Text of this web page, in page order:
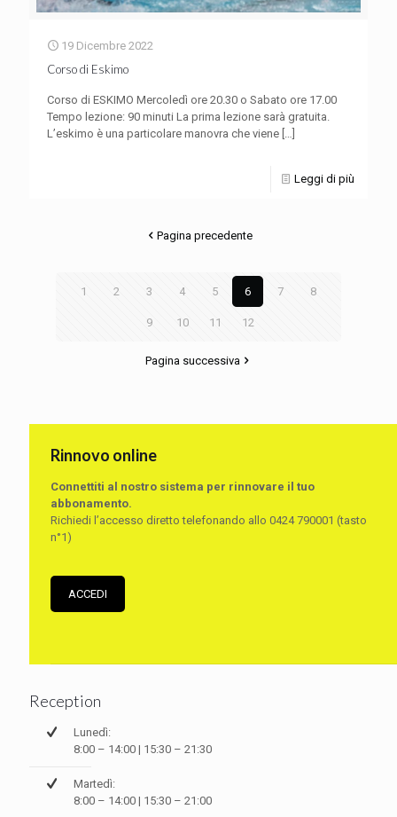
19 Dicembre 2022
Corso di Eskimo
Corso di ESKIMO Mercoledì ore 20.30 o Sabato ore 17.00
Tempo lezione: 90 minuti La prima lezione sarà gratuita.
L’eskimo è una particolare manovra che viene […]
Leggi di più
Pagina precedente
1 2 3 4 5 6 7 8
9 10 11 12
Pagina successiva
Rinnovo online
Connettiti al nostro sistema per rinnovare il tuo
abbonamento.
Richiedi l’accesso diretto telefonando allo 0424 790001 (tasto
n°1)
ACCEDI
Reception
Lunedì:
8:00 – 14:00 | 15:30 – 21:30
Martedì:
8:00 – 14:00 | 15:30 – 21:00